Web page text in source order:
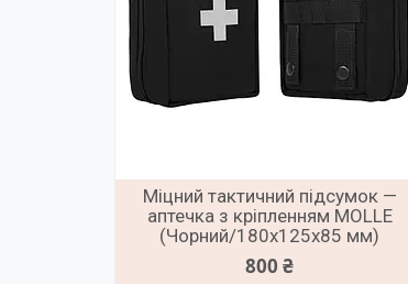
Міцний тактичний підсумок —
аптечка з кріпленням MOLLE
(Чорний/180х125х85 мм)
800 ₴